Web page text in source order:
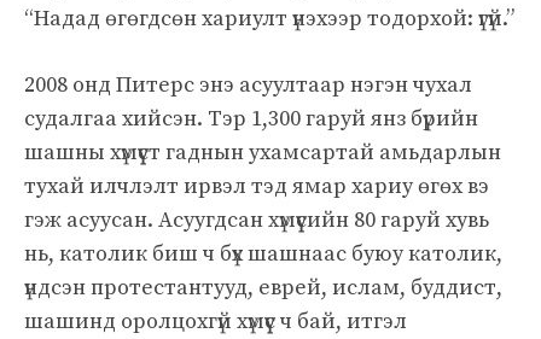
“Надад өгөгдсөн хариулт үнэхээр тодорхой: үгүй.”
2008 онд Питерс энэ асуултаар нэгэн чухал
судалгаа хийсэн. Тэр 1,300 гаруй янз бүрийн
шашны хүмүүст гаднын ухамсартай амьдарлын
тухай илчлэлт ирвэл тэд ямар хариу өгөх вэ
гэж асуусан. Асуугдсан хүмүүсийн 80 гаруй хувь
нь, католик биш ч бүх шашнаас буюу католик,
үндсэн протестантууд, еврей, ислам, буддист,
шашинд оролцохгүй хүмүүс ч бай, итгэл